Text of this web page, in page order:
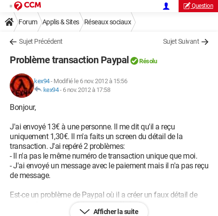
Question
Forum Applis & Sites Réseaux sociaux
Sujet Précédent Sujet Suivant
Problème transaction Paypal Résolu
kex94- Modifié le 6 nov. 2012 à 15:56
kex94- 6 nov. 2012 à 17:58
Bonjour,
J'ai envoyé 13€ à une personne. Il me dit qu'il a reçu
uniquement 1,30€. Il m'a faits un screen du détail de la
transaction. J'ai repéré 2 problèmes:
- Il n'a pas le même numéro de transaction unique que moi.
- J'ai envoyé un message avec le paiement mais il n'a pas reçu
de message.
Est-ce un problème de Paypal où il a créer un faux détail de
transaction pour me faire croire qu'il n'a rien reçu.
Afficher la suite